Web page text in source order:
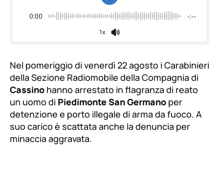
fuente.
0:00 -:--
1x
Nel pomeriggio di venerdì 22 agosto i Carabinieri
della Sezione Radiomobile della Compagnia di
Cassino hanno arrestato in flagranza di reato
un uomo di Piedimonte San Germano per
detenzione e porto illegale di arma da fuoco. A
suo carico è scattata anche la denuncia per
minaccia aggravata.